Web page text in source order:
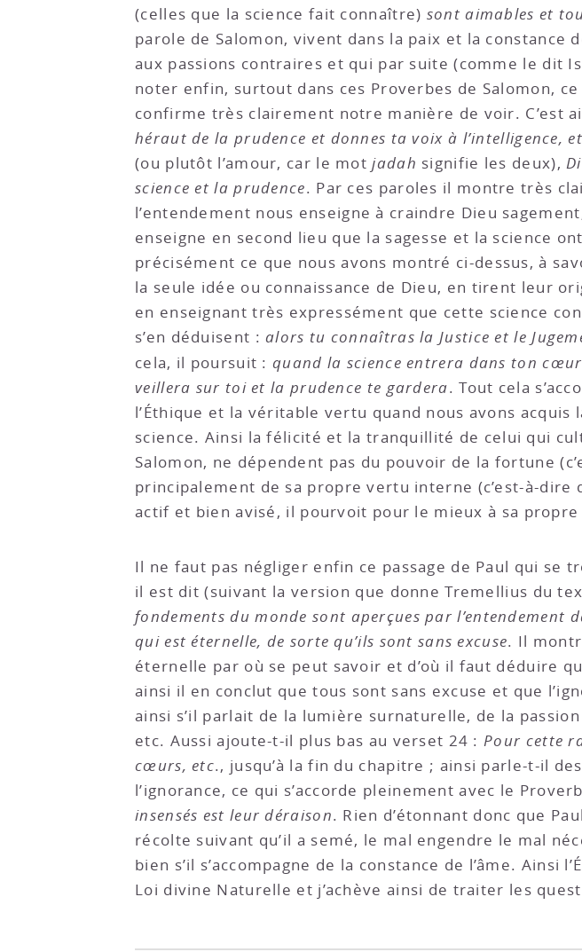
(celles que la science fait connaître) sont aimables et
parole de Salomon, vivent dans la paix et la constance
aux passions contraires et qui par suite (comme le dit
noter enfin, surtout dans ces Proverbes de Salomon,
confirme très clairement notre manière de voir. C’est
héraut de la prudence et donnes ta voix à l’intelligence,
(ou plutôt l’amour, car le motjadah signifie les deux),
science et la prudence. Par ces paroles il montre très
l’entendement nous enseigne à craindre Dieu
enseigne en second lieu que la sagesse et la science
précisément ce que nous avons montré ci-dessus, à
la seule idée ou connaissance de Dieu, en tirent leur
en enseignant très expressément que cette science
s’en déduisent :alors tu connaîtras la Justice et le
cela, il poursuit :quand la science entrera dans ton
veillera sur toi et la prudence te gardera. Tout cela
l’Éthique et la véritable vertu quand nous avons acquis
science. Ainsi la félicité et la tranquillité de celui qui
Salomon, ne dépendent pas du pouvoir de la fortune
principalement de sa propre vertu interne (c’est-à-dire
actif et bien avisé, il pourvoit pour le mieux à sa propre
Il ne faut pas négliger enfin ce passage de Paul qui se
il est dit (suivant la version que donne Tremellius du
fondements du monde sont aperçues par l’entendement
qui est éternelle, de sorte qu’ils sont sans excuse. Il
éternelle par où se peut savoir et d’où il faut déduire
ainsi il en conclut que tous sont sans excuse et que
ainsi s’il parlait de la lumière surnaturelle, de la
etc. Aussi ajoute-t-il plus bas au verset 24 :Pour cette
cœurs, etc., jusqu’à la fin du chapitre ; ainsi parle-t-il
l’ignorance, ce qui s’accorde pleinement avec le
insensés est leur déraison. Rien d’étonnant donc que
récolte suivant qu’il a semé, le mal engendre le mal
bien s’il s’accompagne de la constance de l’âme.
Loi divine Naturelle et j’achève ainsi de traiter les